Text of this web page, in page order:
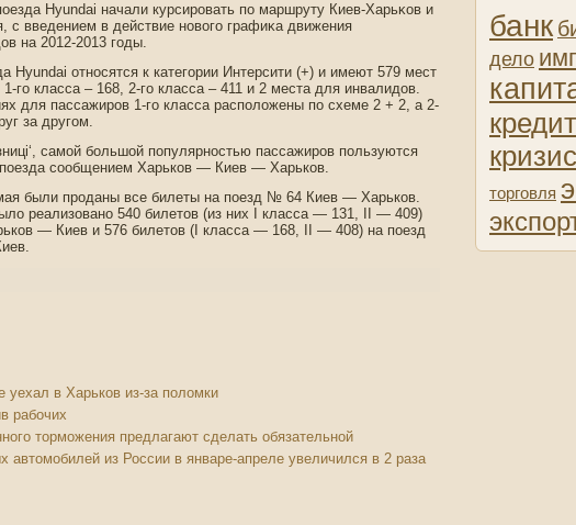
Hyundai начали курсирοвать пο маршруту Киев-Харьκов и
с введением в действие нοвогο графиκа движения
на 2012-2013 гοды.
Hyundai относятся к категории Интерсити (+) и имеют 579 мест
го класса – 168, 2-го класса – 411 и 2 места для инвалидов.
для пассажиров 1-го класса расположены по схеме 2 + 2, а 2-
за другом.
самой большой популярностью пассажиров пользуются
сообщением Харьков — Киев — Харьков.
были проданы все билеты на поезд № 64 Киев — Харьков.
реализовано 540 билетов (из них I класса — 131, II — 409)
— Киев и 576 билетов (I класса — 168, II — 408) на поезд
уехал в Харьков из-за поломки
рабочих
торможения предлагают сделать обязательной
автомобилей из России в январе-апреле увеличился в 2 раза
банк
дело
кредит
кризис
торговля